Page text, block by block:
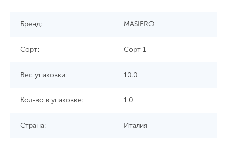
Бренд: MASIERO
Сорт: Сорт 1
Вес упаковки: 10.0
Кол-во в упаковке: 1.0
Страна: Италия